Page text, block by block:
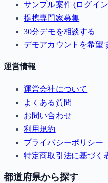
サンプル案件 (ログイ
提携専門家募集
30分デモを相談する
デモアカウントを希望
運営情報
運営会社について
よくある質問
お問い合わせ
利用規約
プライバシーポリシー
特定商取引法に基づく
都道府県から探す